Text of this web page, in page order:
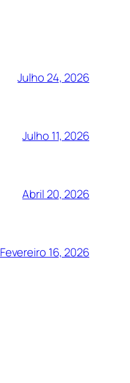
Julho 24, 2026
Julho 11, 2026
Abril 20, 2026
Fevereiro 16, 2026